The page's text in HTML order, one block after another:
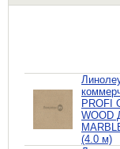
PROFI
WOOD
(4.0 м)